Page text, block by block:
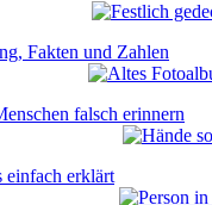
Fakten und Zahlen
falsch erinnern
einfach erklärt